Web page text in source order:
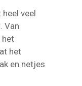
veel
Van
het
en netjes